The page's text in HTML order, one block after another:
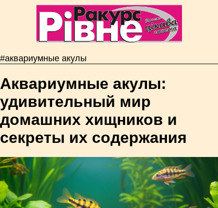
#аквариумные акулы
Аквариумные акулы:
удивительный мир
домашних хищников и
секреты их содержания